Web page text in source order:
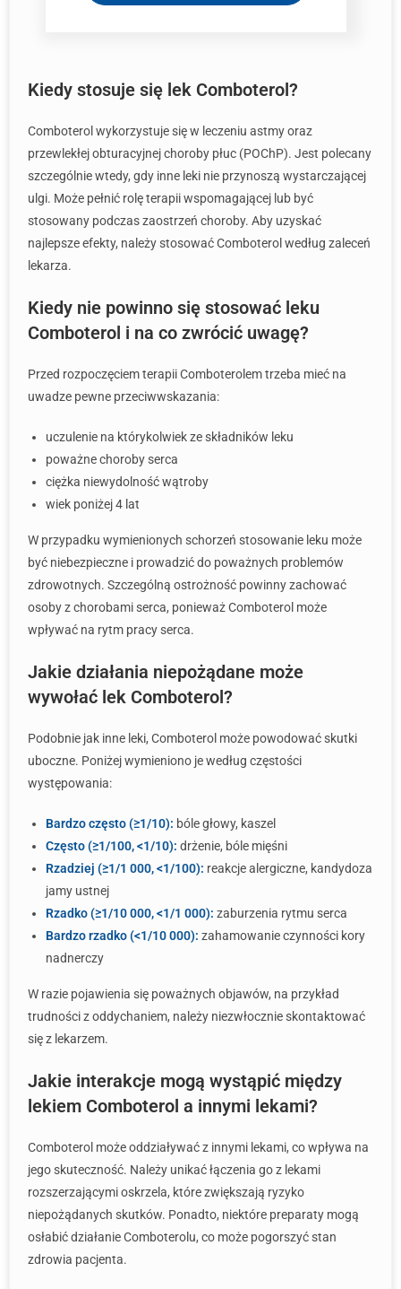
Kiedy stosuje się lek Comboterol?
Comboterol wykorzystuje się w leczeniu astmy oraz
przewlekłej obturacyjnej choroby płuc (POChP). Jest polecany
szczególnie wtedy, gdy inne leki nie przynoszą wystarczającej
ulgi. Może pełnić rolę terapii wspomagającej lub być
stosowany podczas zaostrzeń choroby. Aby uzyskać
najlepsze efekty, należy stosować Comboterol według zaleceń
lekarza.
Kiedy nie powinno się stosować leku
Comboterol i na co zwrócić uwagę?
Przed rozpoczęciem terapii Comboterolem trzeba mieć na
uwadze pewne przeciwwskazania:
uczulenie na którykolwiek ze składników leku
poważne choroby serca
ciężka niewydolność wątroby
wiek poniżej 4 lat
W przypadku wymienionych schorzeń stosowanie leku może
być niebezpieczne i prowadzić do poważnych problemów
zdrowotnych. Szczególną ostrożność powinny zachować
osoby z chorobami serca, ponieważ Comboterol może
wpływać na rytm pracy serca.
Jakie działania niepożądane może
wywołać lek Comboterol?
Podobnie jak inne leki, Comboterol może powodować skutki
uboczne. Poniżej wymieniono je według częstości
występowania:
Bardzo często (≥1/10): bóle głowy, kaszel
Często (≥1/100, <1/10): drżenie, bóle mięśni
Rzadziej (≥1/1 000, <1/100): reakcje alergiczne, kandydoza
jamy ustnej
Rzadko (≥1/10 000, <1/1 000): zaburzenia rytmu serca
Bardzo rzadko (<1/10 000): zahamowanie czynności kory
nadnerczy
W razie pojawienia się poważnych objawów, na przykład
trudności z oddychaniem, należy niezwłocznie skontaktować
się z lekarzem.
Jakie interakcje mogą wystąpić między
lekiem Comboterol a innymi lekami?
Comboterol może oddziaływać z innymi lekami, co wpływa na
jego skuteczność. Należy unikać łączenia go z lekami
rozszerzającymi oskrzela, które zwiększają ryzyko
niepożądanych skutków. Ponadto, niektóre preparaty mogą
osłabić działanie Comboterolu, co może pogorszyć stan
zdrowia pacjenta.